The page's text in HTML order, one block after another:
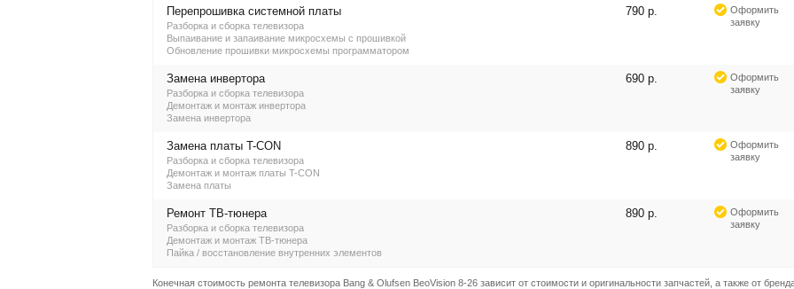
Перепрошивка системной платы
Разборка и сборка телевизора
Выпаивание и запаивание микросхемы с прошивкой
Обновление прошивки микросхемы программатором
790 р.
Оформить
заявку
Замена инвертора
Разборка и сборка телевизора
Демонтаж и монтаж инвертора
Замена инвертора
690 р.
Оформить
заявку
Замена платы T-CON
Разборка и сборка телевизора
Демонтаж и монтаж платы T-CON
Замена платы
890 р.
Оформить
заявку
Ремонт ТВ-тюнера
Разборка и сборка телевизора
Демонтаж и монтаж ТВ-тюнера
Пайка / восстановление внутренних элементов
890 р.
Оформить
заявку
Конечная стоимость ремонта телевизора Bang & Olufsen BeoVision 8-26 зависит от стоимости и оригинальности запчастей, а также от